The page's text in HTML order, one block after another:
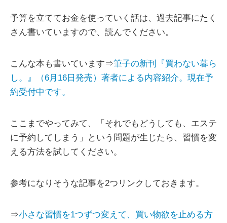
予算を立ててお金を使っていく話は、過去記事にたく
さん書いていますので、読んでください。
こんな本も書いています⇒筆子の新刊『買わない暮ら
し。』（6月16日発売）著者による内容紹介。現在予
約受付中です。
ここまでやってみて、「それでもどうしても、エステ
に予約してしまう」という問題が生じたら、習慣を変
える方法を試してください。
参考になりそうな記事を2つリンクしておきます。
⇒小さな習慣を1つずつ変えて、買い物欲を止める方